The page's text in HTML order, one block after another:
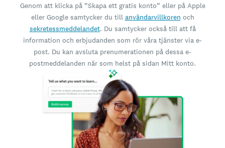
Genom att klicka på ”Skapa ett gratis konto” eller på Apple
eller Google samtycker du till användarvillkoren och
sekretessmeddelandet. Du samtycker också till att få
information och erbjudanden som rör våra tjänster via e-
post. Du kan avsluta prenumerationen på dessa e-
postmeddelanden när som helst på sidan Mitt konto.